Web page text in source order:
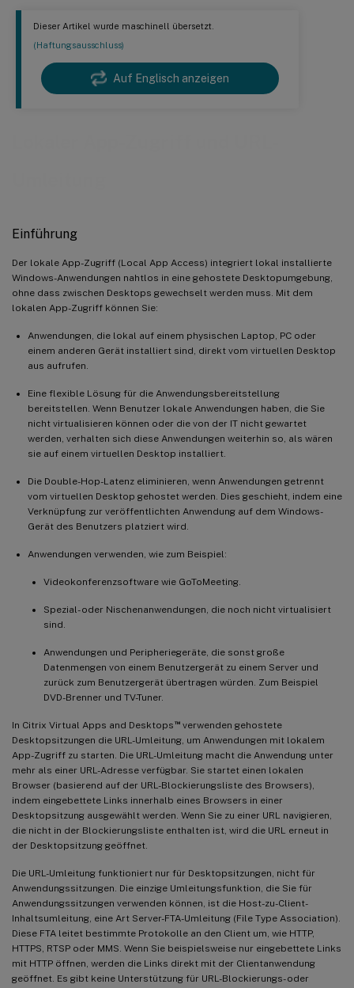
Dieser Artikel wurde maschinell übersetzt.
(Haftungsausschluss)
Auf Englisch anzeigen
Einführung
Der lokale App-Zugriff (Local App Access) integriert lokal installierte
Windows-Anwendungen nahtlos in eine gehostete Desktopumgebung,
ohne dass zwischen Desktops gewechselt werden muss. Mit dem
lokalen App-Zugriff können Sie:
Anwendungen, die lokal auf einem physischen Laptop, PC oder
einem anderen Gerät installiert sind, direkt vom virtuellen Desktop
aus aufrufen.
Eine flexible Lösung für die Anwendungsbereitstellung
bereitstellen. Wenn Benutzer lokale Anwendungen haben, die Sie
nicht virtualisieren können oder die von der IT nicht gewartet
werden, verhalten sich diese Anwendungen weiterhin so, als wären
sie auf einem virtuellen Desktop installiert.
Die Double-Hop-Latenz eliminieren, wenn Anwendungen getrennt
vom virtuellen Desktop gehostet werden. Dies geschieht, indem eine
Verknüpfung zur veröffentlichten Anwendung auf dem Windows-
Gerät des Benutzers platziert wird.
Anwendungen verwenden, wie zum Beispiel:
Videokonferenzsoftware wie GoToMeeting.
Spezial- oder Nischenanwendungen, die noch nicht virtualisiert
sind.
Anwendungen und Peripheriegeräte, die sonst große
Datenmengen von einem Benutzergerät zu einem Server und
zurück zum Benutzergerät übertragen würden. Zum Beispiel
DVD-Brenner und TV-Tuner.
In Citrix Virtual Apps and Desktops ™verwenden gehostete
Desktopsitzungen die URL-Umleitung, um Anwendungen mit lokalem
App-Zugriff zu starten. Die URL-Umleitung macht die Anwendung unter
mehr als einer URL-Adresse verfügbar. Sie startet einen lokalen
Browser (basierend auf der URL-Blockierungsliste des Browsers),
indem eingebettete Links innerhalb eines Browsers in einer
Desktopsitzung ausgewählt werden. Wenn Sie zu einer URL navigieren,
die nicht in der Blockierungsliste enthalten ist, wird die URL erneut in
der Desktopsitzung geöffnet.
Die URL-Umleitung funktioniert nur für Desktopsitzungen, nicht für
Anwendungssitzungen. Die einzige Umleitungsfunktion, die Sie für
Anwendungssitzungen verwenden können, ist die Host-zu-Client-
Inhaltsumleitung, eine Art Server-FTA-Umleitung (File Type Association).
Diese FTA leitet bestimmte Protokolle an den Client um, wie HTTP,
HTTPS, RTSP oder MMS. Wenn Sie beispielsweise nur eingebettete Links
mit HTTP öffnen, werden die Links direkt mit der Clientanwendung
geöffnet. Es gibt keine Unterstützung für URL-Blockierungs- oder